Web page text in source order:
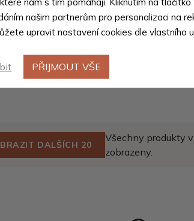
opasky
DALŠÍCH 20
Všechny produkty
zobrazeny.
našim partnerům pro personalizaci na
upravit nastavení cookies dle vlastního
PŘIJMOUT VŠE